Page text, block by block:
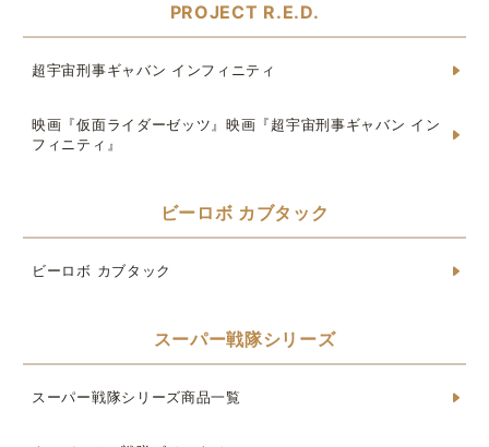
PROJECT R.E.D.
超宇宙刑事ギャバン インフィニティ
映画『仮面ライダーゼッツ』映画『超宇宙刑事ギャバン イン
フィニティ』
ビーロボ カブタック
ビーロボ カブタック
スーパー戦隊シリーズ
スーパー戦隊シリーズ商品一覧